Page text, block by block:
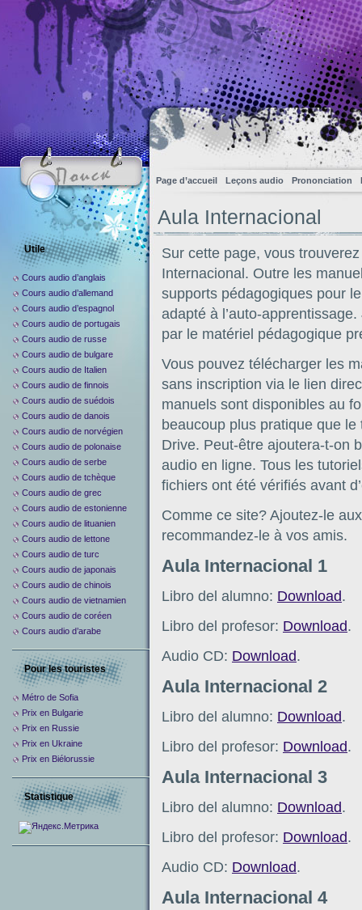
Page d’accueil Leçons audio Prononciation
Aula Internacional
Sur cette page, vous
Internacional. Outre les
supports pédagogiques pour
adapté à l’auto-
par le matériel pédagogique
Vous pouvez télécharger les
sans inscription via le lien
manuels sont disponibles au
beaucoup plus pratique que
Drive. Peut-être ajoutera-t-on
audio en ligne. Tous les
fichiers ont été vérifiés avant
Comme ce site? Ajoutez-le
recommandez-le à vos amis.
Aula Internacional 1
Libro del alumno: Download.
Libro del profesor: Download.
Audio CD: Download.
Aula Internacional 2
Libro del alumno: Download.
Libro del profesor: Download.
Aula Internacional 3
Libro del alumno: Download.
Libro del profesor: Download.
Audio CD: Download.
Aula Internacional 4
Utile
Cours audio d’anglais
Cours audio d’allemand
Cours audio d’espagnol
Cours audio de portugais
Cours audio de russe
Cours audio de bulgare
Cours audio de Italien
Cours audio de finnois
Cours audio de suédois
Cours audio de danois
Cours audio de norvégien
Cours audio de polonaise
Cours audio de serbe
Cours audio de tchèque
Cours audio de grec
Cours audio de estonienne
Cours audio de lituanien
Cours audio de lettone
Cours audio de turc
Cours audio de japonais
Cours audio de chinois
Cours audio de vietnamien
Cours audio de coréen
Cours audio d’arabe
Pour les touristes
Métro de Sofia
Prix en Bulgarie
Prix ​​en Russie
Prix en Ukraine
Prix en Biélorussie
Statistique